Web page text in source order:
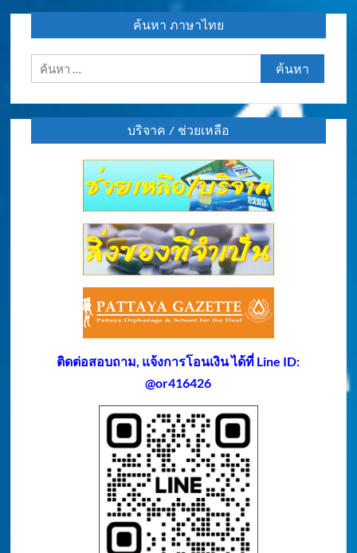
ค้นหา ภาษาไทย
ค้นหา
สำหรับ:
บริจาค / ช่วยเหลือ
ติดต่อสอบถาม, แจ้งการโอนเงิน ได้ที่ Line ID:
@or416426